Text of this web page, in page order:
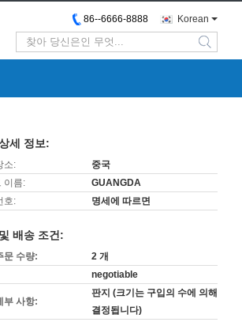
Korean
86--6666-8888
search
세 정보:
소:
중국
이름:
GUANGDA
호:
명세에 따르면
배송 조건:
문 수량:
2 개
negotiable
부 사항:
판지 (크기는 구입의 수에 의해
결정됩니다)